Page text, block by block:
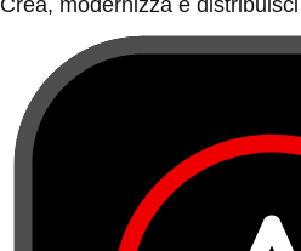
Crea, modernizza e